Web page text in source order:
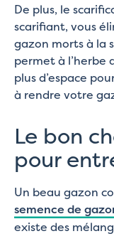
De plus, le
scarifiant, vous
gazon morts à la
permet à l’herbe
plus d’espace
à rendre votre
Le bon
pour
Un beau gazon
semence de
existe des